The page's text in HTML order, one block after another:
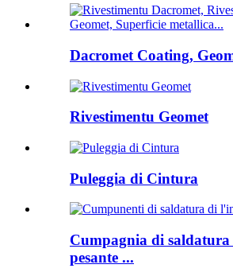
Dacromet Coating,
Rivestimentu Geomet
Puleggia di Cintura
Cumpagnia di
pesante ...